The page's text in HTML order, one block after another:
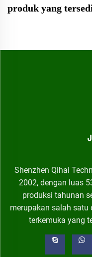
produk yang
Shenzhen Qihai
2002, dengan luas
produksi tahunan
merupakan salah
terkemuka yang